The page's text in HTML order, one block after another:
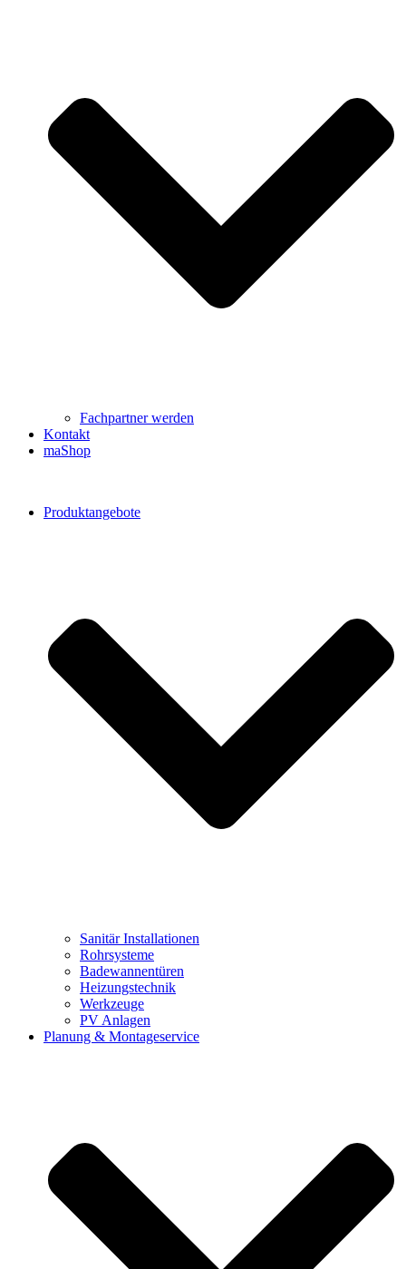
Fachpartner werden
Kontakt
maShop
Produktangebote
Sanitär Installationen
Rohrsysteme
Badewannentüren
Heizungstechnik
Werkzeuge
PV Anlagen
Planung & Montageservice